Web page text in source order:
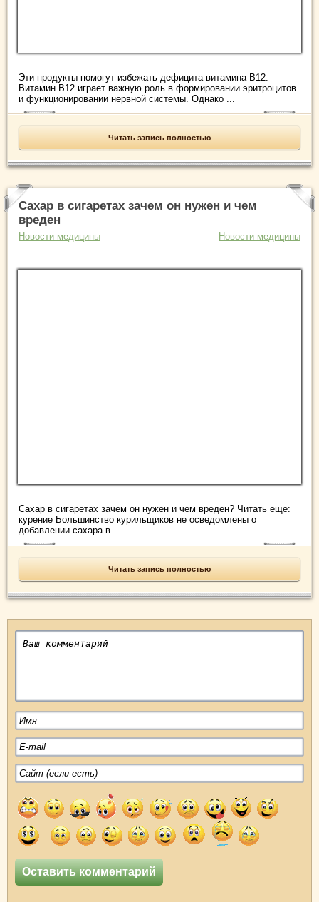
Эти продукты помогут избежать дефицита витамина В12.
Витамин В12 играет важную роль в формировании эритроцитов
и функционировании нервной системы. Однако ...
Читать запись полностью
Сахар в сигаретах зачем он нужен и чем
вреден
Новости медицины Новости медицины
Сахар в сигаретах зачем он нужен и чем вреден? Читать еще:
курение Большинство курильщиков не осведомлены о
добавлении сахара в ...
Читать запись полностью